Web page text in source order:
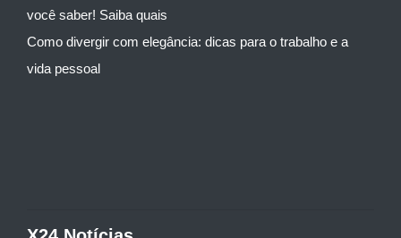
você saber! Saiba quais
Como divergir com elegância: dicas para o trabalho e a
vida pessoal